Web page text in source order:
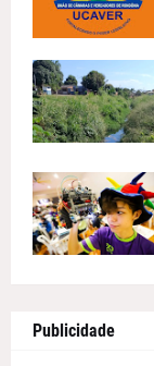
Publicidade